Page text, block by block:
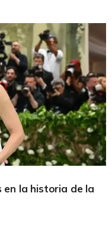
en la historia de la